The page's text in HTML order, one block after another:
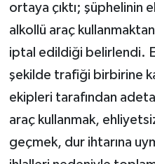
ortaya çıktı; şüphelinin
alkollü araç
iptal edildiği belirlendi.
şekilde trafiği birbirine
ekipleri tarafından
araç kullanmak,
geçmek, dur ihtarına